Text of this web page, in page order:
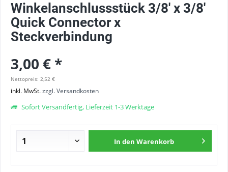
Winkelanschlussstück 3/8' x 3/8'
Quick Connector x
Steckverbindung
3,00 € *
Nettopreis: 2,52 €
inkl. MwSt.zzgl. Versandkosten
Sofort Versandfertig, Lieferzeit 1-3 Werktage
In den Warenkorb